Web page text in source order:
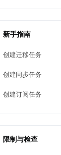
新手指南
创建迁移任务
创建同步任务
创建订阅任务
限制与检查